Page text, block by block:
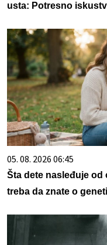
usta: Potresno
05. 08. 2026 06:45
Šta dete nasleđuje od
treba da znate o